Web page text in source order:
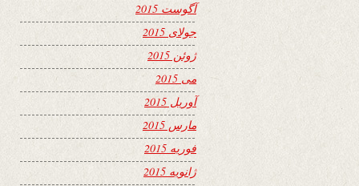
آگوست 2015
جولای 2015
ژوئن 2015
می 2015
آوریل 2015
مارس 2015
فوریه 2015
ژانویه 2015